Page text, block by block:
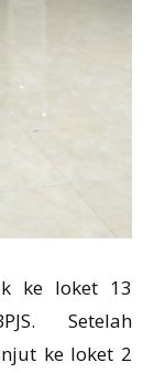
ke loket 13
Setelah
ke loket 2